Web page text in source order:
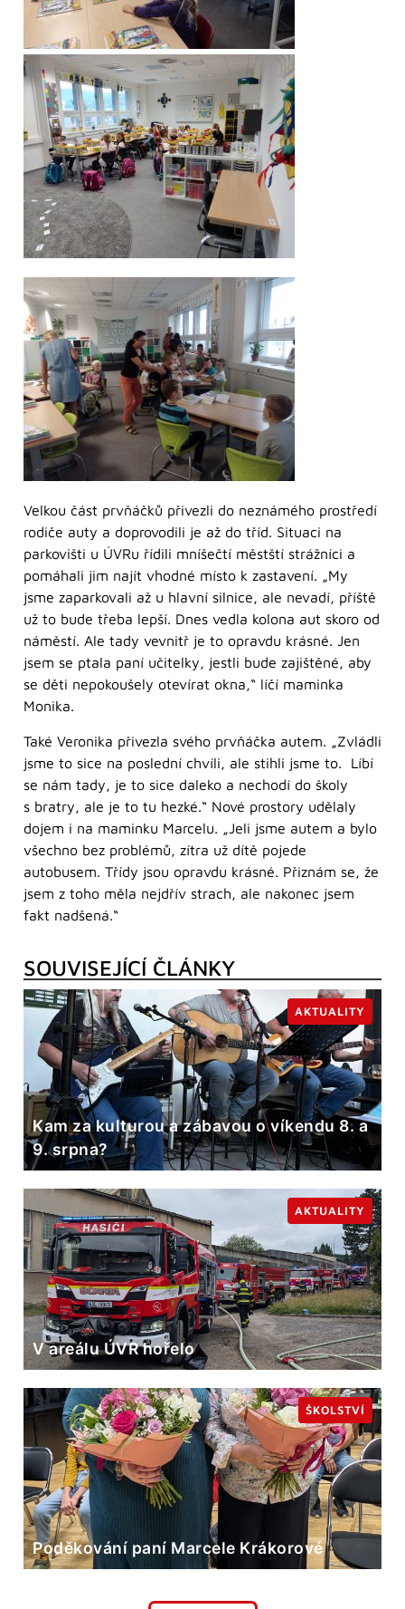
Velkou část prvňáčků přivezli do neznámého prostředí
rodiče auty a doprovodili je až do tříd. Situaci na
parkovišti u ÚVRu řídili mníšečtí městští strážníci a
pomáhali jim najít vhodné místo k zastavení. „My
jsme zaparkovali až u hlavní silnice, ale nevadí, příště
už to bude třeba lepší. Dnes vedla kolona aut skoro od
náměstí. Ale tady vevnitř je to opravdu krásné. Jen
jsem se ptala paní učitelky, jestli bude zajištěné, aby
se děti nepokoušely otevírat okna,“ líčí maminka
Monika.
Také Veronika přivezla svého prvňáčka autem. „Zvládli
jsme to sice na poslední chvíli, ale stihli jsme to. Líbí
se nám tady, je to sice daleko a nechodí do školy
s bratry, ale je to tu hezké.“ Nové prostory udělaly
dojem i na maminku Marcelu. „Jeli jsme autem a bylo
všechno bez problémů, zítra už dítě pojede
autobusem. Třídy jsou opravdu krásné. Přiznám se, že
jsem z toho měla nejdřív strach, ale nakonec jsem
fakt nadšená.“
SOUVISEJÍCÍ ČLÁNKY
Kam za kulturou a zábavou o víkendu 8. a
9. srpna?
AKTUALITY
V areálu ÚVR hořelo
AKTUALITY
Poděkování paní Marcele Krákorové
ŠKOLSTVÍ